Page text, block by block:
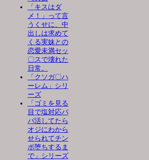
「キスはダ
メ！」って言
うくせに、中
出しは求めて
くる実妹との
恋愛未満セッ
〇スで壊れた
日常。
「クソガ〇ハ
ーレム」シリ
ーズ
「ゴミを見る
目で塩対応パ
パ活してたら
オジにわから
せられてチン
ポ堕ちするま
で」シリーズ